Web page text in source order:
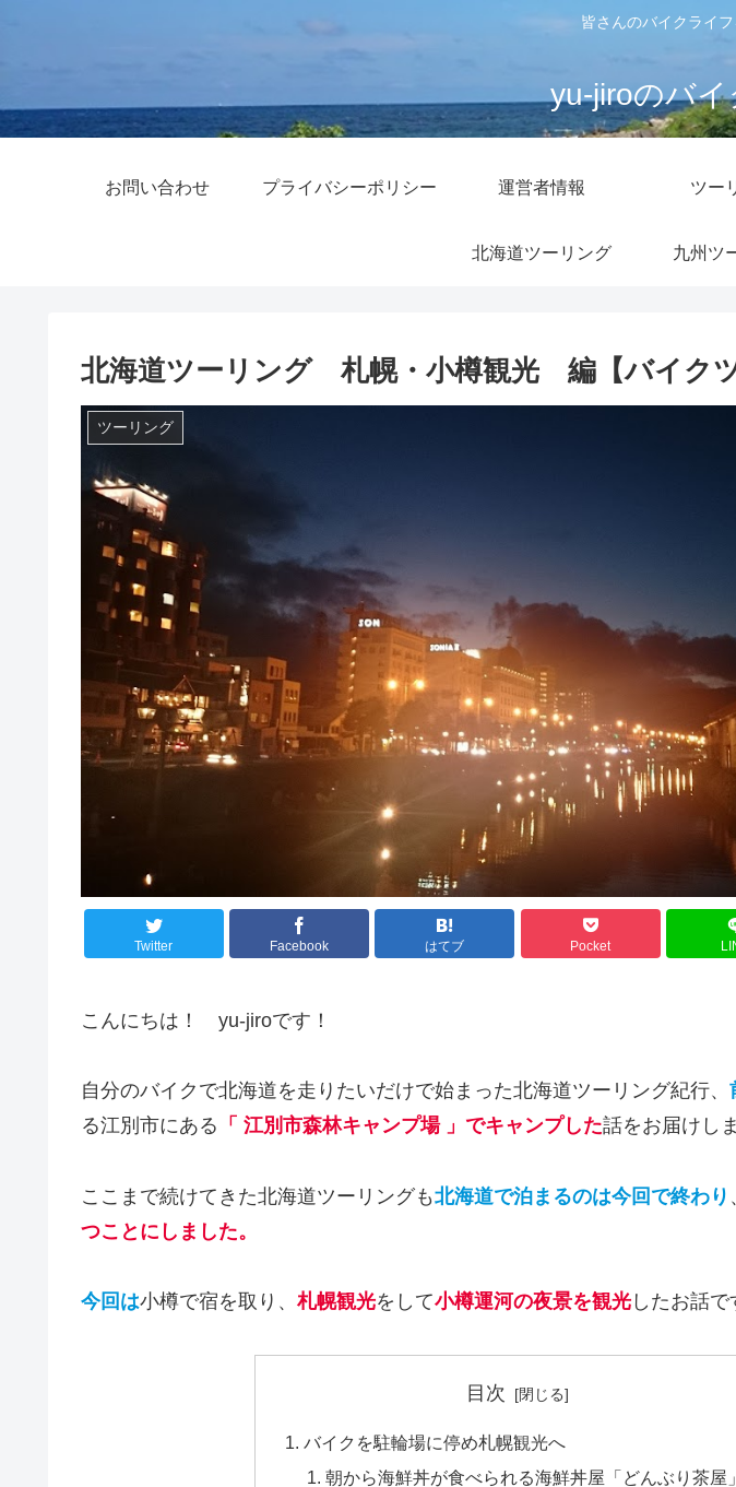
皆さんのバイクライ
yu-jiroのバ
お問い合わせ プライバシーポリシー 運営者情報 ツー
北海道ツーリング 九州ツ
北海道ツーリング 札幌・小樽観光 編【バイクツ
ツーリング
Twitter Facebook はてブ Pocket
こんにちは！ yu-jiroです！
自分のバイクで北海道を走りたいだけで始まった北海道ツーリング紀行、
る江別市にある 「 江別市森林キャンプ場 」でキャンプした話をお届けし
ここまで続けてきた北海道ツーリングも北海道で泊まるのは今回で終わり
つことにしました。
今回は小樽で宿を取り、 札幌観光をして小樽運河の夜景を観光 したお話で
目次
バイクを駐輪場に停め札幌観光へ
朝から海鮮丼が食べられる海鮮丼屋「どんぶり茶屋」